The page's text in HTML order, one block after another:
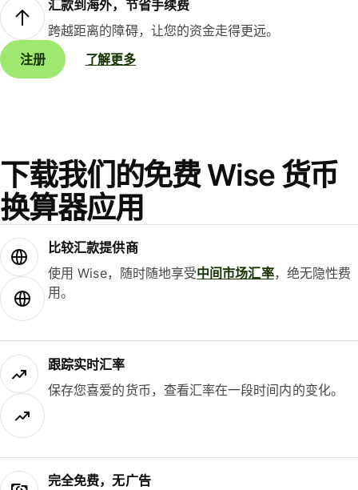
汇款到海外，节省手续费
跨越距离的障碍，让您的资金走得更远。
注册
了解更多
下载我们的免费 Wise 货币
换算器应用
比较汇款提供商
使用 Wise，随时随地享受中间市场汇率，绝无隐性费
用。
跟踪实时汇率
保存您喜爱的货币，查看汇率在一段时间内的变化。
完全免费，无广告